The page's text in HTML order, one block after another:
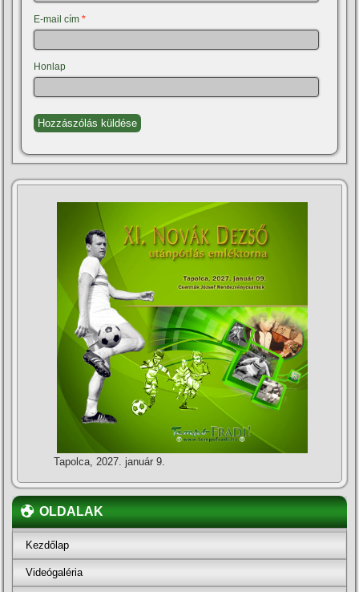
E-mail cím*
Honlap
Tapolca, 2027. január 9.
OLDALAK
Kezdőlap
Videógaléria